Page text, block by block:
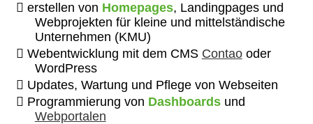
erstellen von Homepages, Landingpages und
Webprojekten für kleine und mittelständische
Unternehmen (KMU)
Webentwicklung mit dem CMS Contaooder
WordPress
Updates, Wartung und Pflege von Webseiten
Programmierung von Dashboardsund
Webportalen